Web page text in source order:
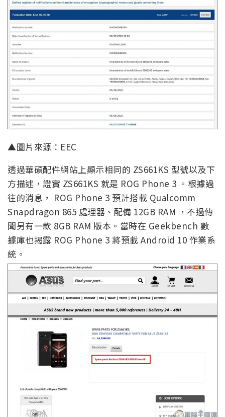
▲圖片來源：EEC
透過華碩配件網站上顯示相同的 ZS661KS 型號以及下
方描述，證實 ZS661KS 就是 ROG Phone 3 。根據過
往的消息， ROG Phone 3 預計搭載 Qualcomm
Snapdragon 865 處理器、配備 12GB RAM ，不過傳
聞另有一款 8GB RAM 版本。當時在 Geekbench 數
據庫也揭露 ROG Phone 3 將預載 Android 10 作業系
統。